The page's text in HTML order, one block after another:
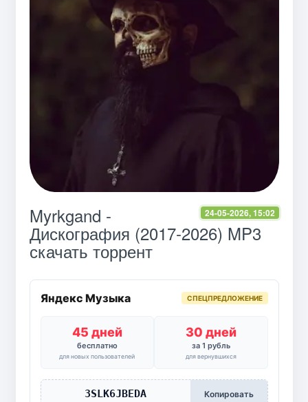
24-05-2026, 15:02
Myrkgand -
Дискография (2017-2026) MP3
скачать торрент
Яндекс Музыка СПЕЦПРЕДЛОЖЕНИЕ
45 дней
бесплатно
для новых пользователей
30 дней
за 1 рубль
для вернувшихся
3SLK6JBEDA Копировать